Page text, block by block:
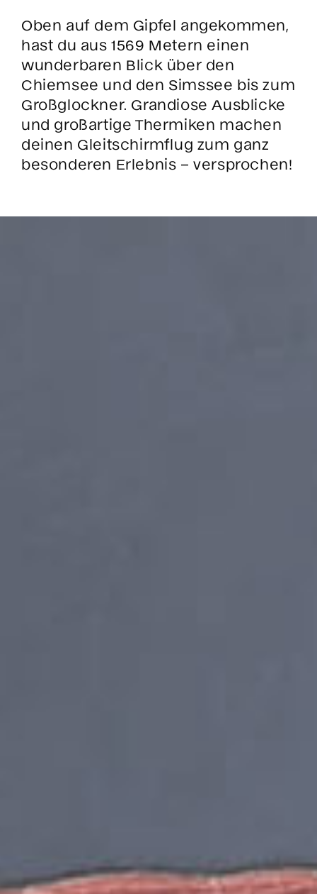
Oben auf dem Gipfel angekommen,
hast du aus 1569 Metern einen
wunderbaren Blick über den
Chiemsee und den Simssee bis zum
Großglockner. Grandiose Ausblicke
und großartige Thermiken machen
deinen Gleitschirmflug zum ganz
besonderen Erlebnis – versprochen!